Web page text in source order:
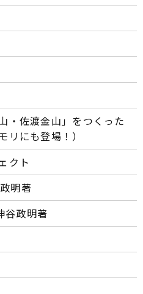
・佐渡金山」をつくった
リにも登場！）
クト
明著
谷政明著